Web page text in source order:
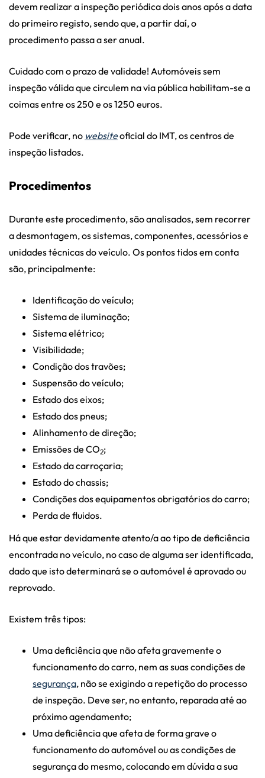
devem realizar a inspeção periódica dois anos após a data
do primeiro registo, sendo que, a partir daí, o
procedimento passa a ser anual.
Cuidado com o prazo de validade! Automóveis sem
inspeção válida que circulem na via pública habilitam-se a
coimas entre os 250 e os 1250 euros.
Pode verificar, no websiteoficial do IMT, os centros de
inspeção listados.
Procedimentos
Durante este procedimento, são analisados, sem recorrer
a desmontagem, os sistemas, componentes, acessórios e
unidades técnicas do veículo. Os pontos tidos em conta
são, principalmente:
Identificação do veículo;
Sistema de iluminação;
Sistema elétrico;
Visibilidade;
Condição dos travões;
Suspensão do veículo;
Estado dos eixos;
Estado dos pneus;
Alinhamento de direção;
Emissões de CO2;
Estado da carroçaria;
Estado do chassis;
Condições dos equipamentos obrigatórios do carro;
Perda de fluidos.
Há que estar devidamente atento/a ao tipo de deficiência
encontrada no veículo, no caso de alguma ser identificada,
dado que isto determinará se o automóvel é aprovado ou
reprovado.
Existem três tipos:
Uma deficiência que não afeta gravemente o
funcionamento do carro, nem as suas condições de
segurança, não se exigindo a repetição do processo
de inspeção. Deve ser, no entanto, reparada até ao
próximo agendamento;
Uma deficiência que afeta de forma grave o
funcionamento do automóvel ou as condições de
segurança do mesmo, colocando em dúvida a sua